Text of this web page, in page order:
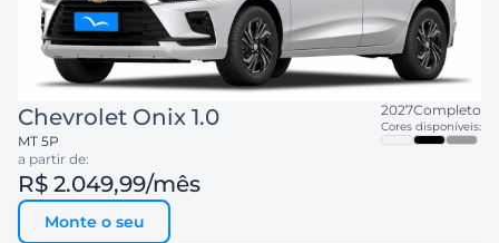
Chevrolet Onix 1.0
MT 5P
2027Completo
Cores disponíveis:
a partir de:
R$ 2.049,99/mês
Monte o seu